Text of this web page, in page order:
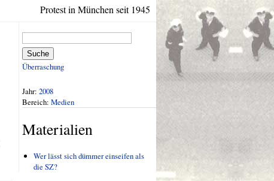
Protest in München seit 1945
Suche
Überraschung
Jahr: 2008
Bereich: Medien
Materialien
Wer lässt sich dümmer einseifen als
die SZ?